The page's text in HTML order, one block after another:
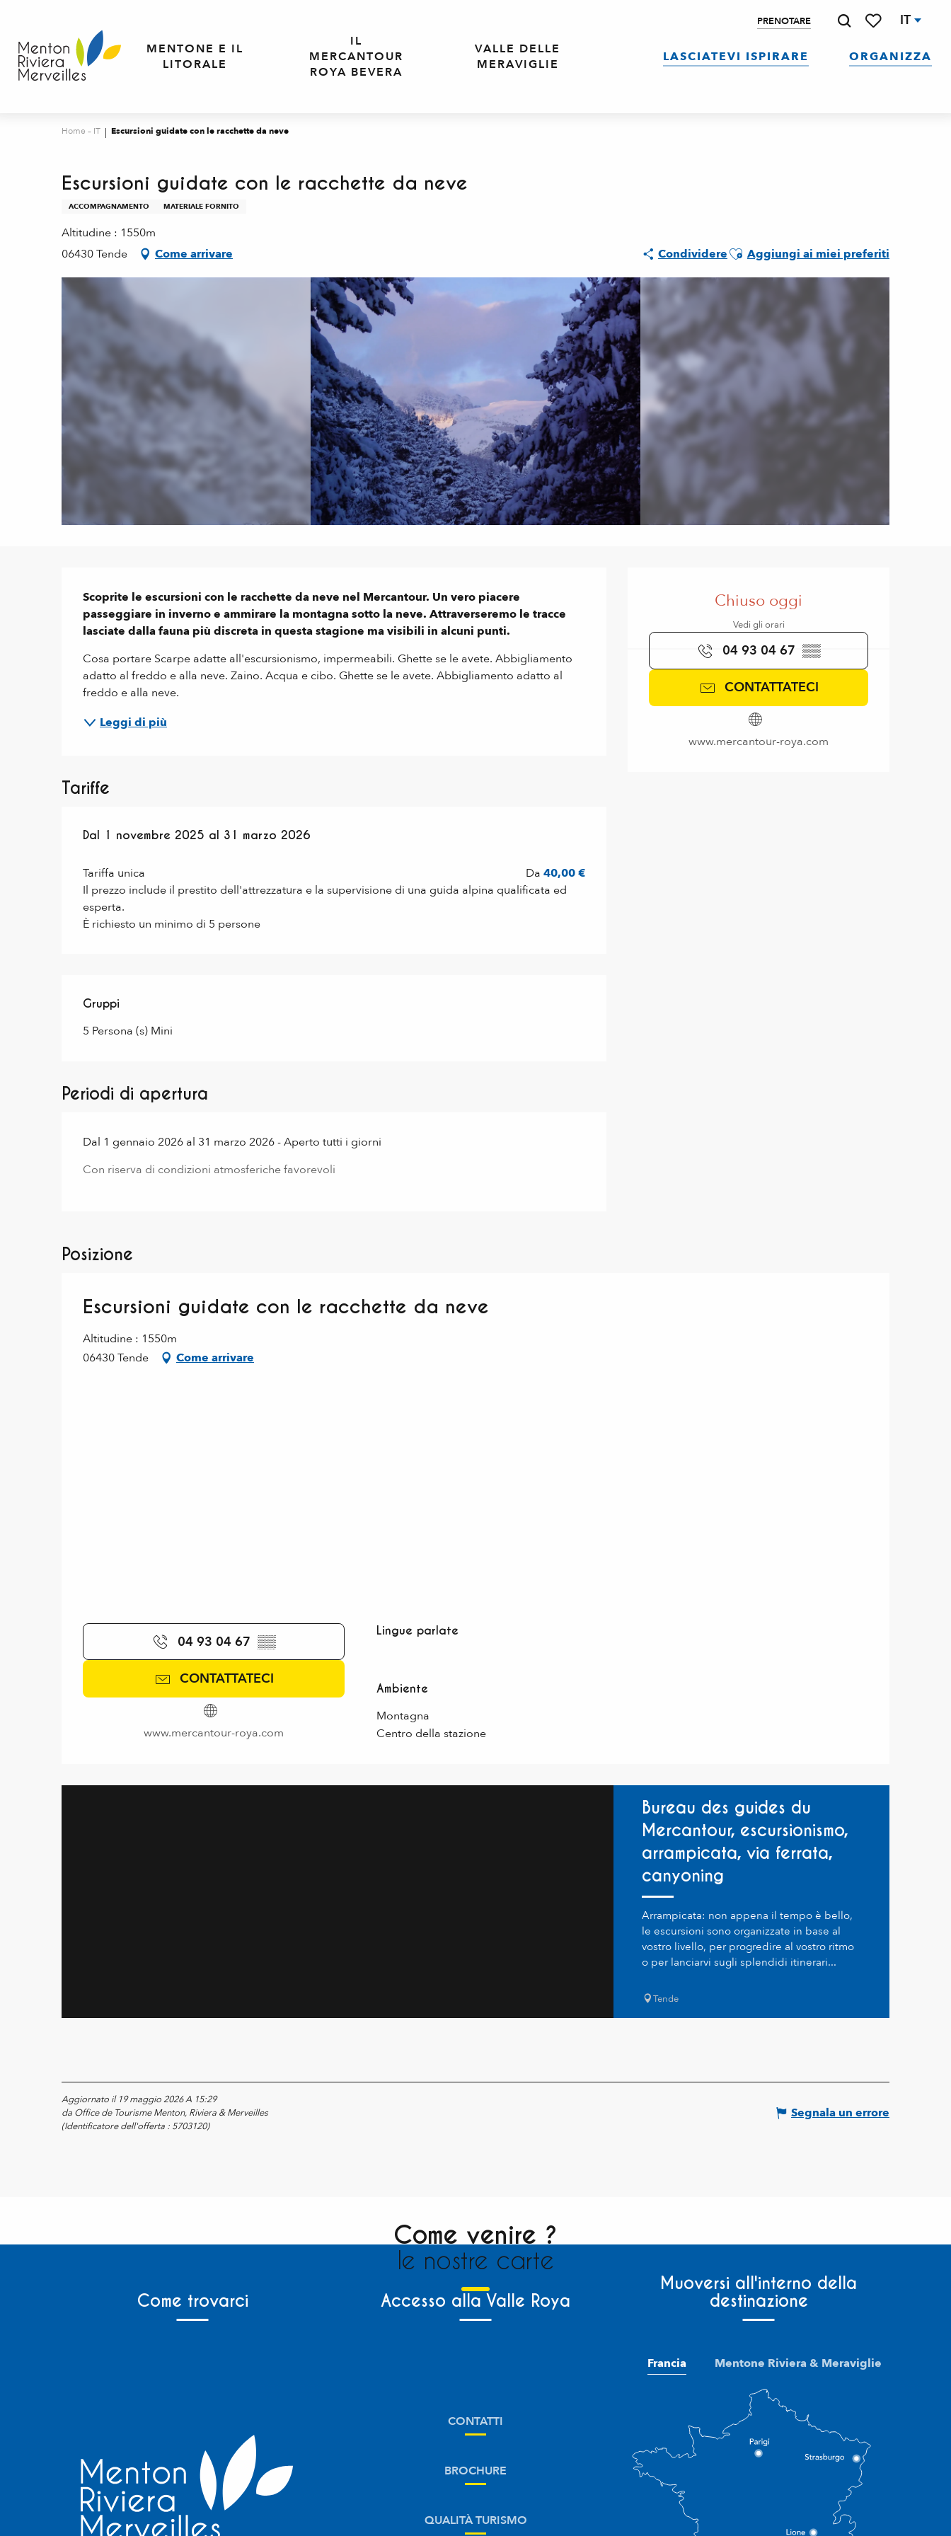
contenu
principal
PRENOTARE IT
MENTONE E IL
LITORALE
IL
MERCANTOUR
ROYA BEVERA
VALLE DELLE
MERAVIGLIE
LASCIATEVI ISPIRARE ORGANIZZA
Home – IT Escursioni guidate con le racchette da neve
Escursioni guidate con le racchette da neve
ACCOMPAGNAMENTO MATERIALE FORNITO
Altitudine : 1550m
06430 Tende
Come arrivare CondividereAjouter aux favoris
Aggiungi ai miei preferiti
Chiuso oggi
Vedi gli orari
04 93 04 67 ▒▒
CONTATTATECI
www.mercantour-roya.com
Descrizione
Scoprite le escursioni con le racchette da neve nel Mercantour. Un vero piacere
passeggiare in inverno e ammirare la montagna sotto la neve. Attraverseremo le tracce
lasciate dalla fauna più discreta in questa stagione ma visibili in alcuni punti.
Cosa portare Scarpe adatte all'escursionismo, impermeabili. Ghette se le avete. Abbigliamento
adatto al freddo e alla neve. Zaino. Acqua e cibo. Ghette se le avete. Abbigliamento adatto al
freddo e alla neve.
Leggi di più
Tariffe
Dal 1 novembre 2025 al 31 marzo 2026
Dal 1 novembre 2025 al 31 marzo 2026
Tariffa unica Da40,00 €
Il prezzo include il prestito dell'attrezzatura e la supervisione di una guida alpina qualificata ed
esperta.
È richiesto un minimo di 5 persone
Gruppi
Gruppi
5 Persona (s) Mini
Periodi di apertura
Dal 1 gennaio 2026 al 31 marzo 2026 - Aperto tutti i giorni
Con riserva di condizioni atmosferiche favorevoli
Posizione
Escursioni guidate con le racchette da neve
Altitudine : 1550m
06430 Tende
Come arrivare
04 93 04 67 ▒▒
CONTATTATECI
www.mercantour-roya.com
Lingue parlate
Lingue parlate
Ambiente
Ambiente
Montagna
Centro della stazione
Bureau des guides du
Mercantour, escursionismo,
arrampicata, via ferrata,
canyoning
Arrampicata: non appena il tempo è bello,
le escursioni sono organizzate in base al
vostro livello, per progredire al vostro ritmo
o per lanciarvi sugli splendidi itinerari...
Tende
Aggiornato il 19 maggio 2026 A 15:29
da Office de Tourisme Menton, Riviera & Merveilles
(Identificatore dell'offerta : 5703120)
Segnala un errore
Come venire ?
le nostre carte
Come trovarci Accesso alla Valle Roya
Muoversi all'interno della
destinazione
CONTATTI
BROCHURE
QUALITÀ TURISMO
Francia Mentone Riviera & Meraviglie